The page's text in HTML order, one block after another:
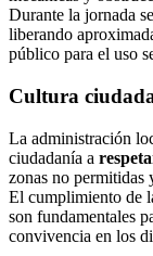
Durante la jornada se
liberando
público para el uso
Cultura
La administración
ciudadanía a
zonas no permitidas
El cumplimiento de
son fundamentales
convivencia en los